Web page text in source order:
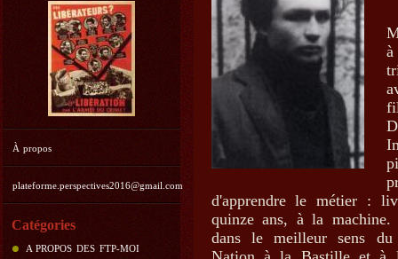
À propos
plateforme.perspectives2016@gmail.com
Catégories
A PROPOS DES FTP-MOI
d'apprendre le métier :
quinze ans, à la
dans le meilleur sens